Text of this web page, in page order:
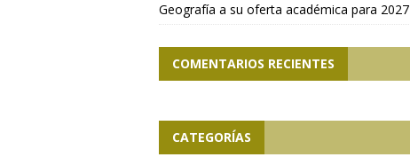
Geografía a su oferta académica para 2027
COMENTARIOS RECIENTES
CATEGORÍAS